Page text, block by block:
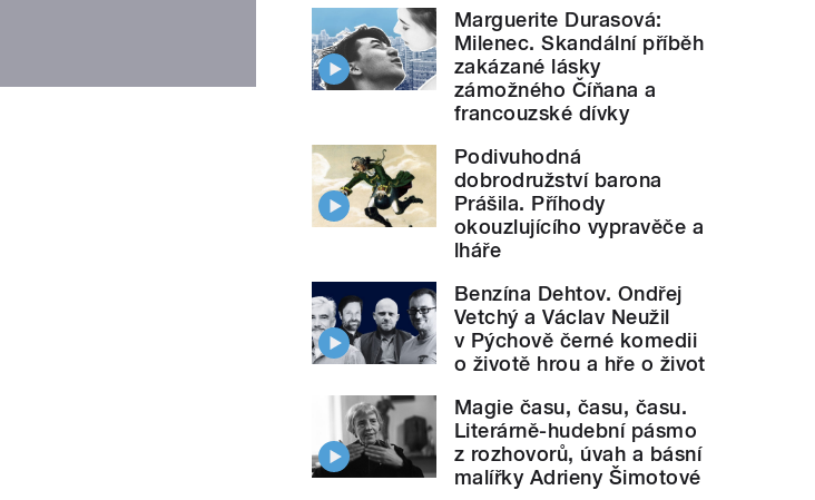
Marguerite Durasová:
Milenec. Skandální příběh
zakázané lásky
zámožného Číňana a
francouzské dívky
Podivuhodná
dobrodružství barona
Prášila. Příhody
okouzlujícího vypravěče a
lháře
Benzína Dehtov. Ondřej
Vetchý a Václav Neužil
v Pýchově černé komedii
o životě hrou a hře o život
Magie času, času, času.
Literárně-hudební pásmo
z rozhovorů, úvah a básní
malířky Adrieny Šimotové